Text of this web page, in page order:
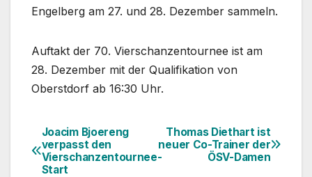
Engelberg am 27. und 28. Dezember sammeln.
Auftakt der 70. Vierschanzentournee ist am
28. Dezember mit der Qualifikation von
Oberstdorf ab 16:30 Uhr.
Beitragsnavigation
Thomas Diethart ist
neuer Co-Trainer der
ÖSV-Damen
Joacim Bjoereng
verpasst den
Vierschanzentournee-
Start